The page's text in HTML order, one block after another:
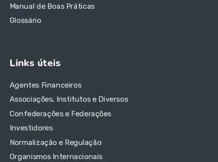
Manual de Boas Práticas
Glossário
Links úteis
Agentes Financeiros
Associações, Institutos e Diversos
Confederações e Federações
Investidores
Normalização e Regulação
Organismos Internacionais